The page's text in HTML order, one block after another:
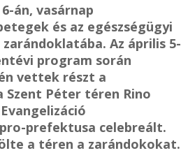
án, vasárnap
és az egészségügyi
Az április 5-
program során
vettek részt a
Szent Péter téren Rino
prefektusa celebreált.
a téren a zarándokokat.